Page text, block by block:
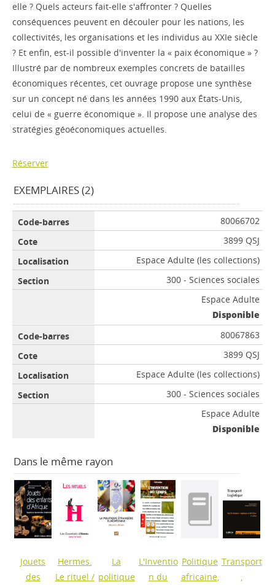
elle ? Quels acteurs fait-elle s'affronter ? Quelles
conséquences peuvent en découler pour les nations, les
collectivités, les organisations et les individus au XXIe siècle
? Et enfin, est-il possible d'inventer la « paix économique » ?
Illustré par de nombreux exemples concrets de batailles
économiques récentes, cet ouvrage propose une synthèse
sur un concept né dans les années 1990 aux États-Unis,
celui de « guerre économique ». Il propose une analyse des
stratégies géoéconomiques actuelles.
Réserver
EXEMPLAIRES (2)
80066702
3899 QSJ
Espace Adulte (les collections)
300 - Sciences sociales
Espace Adulte
Disponible
80067863
3899 QSJ
Espace Adulte (les collections)
300 - Sciences sociales
Espace Adulte
Disponible
Dans le même rayon
Jouets
des
Hermes.
Le rituel /
La
politique
L'Inventio
n du
Politique
africaine,
Transport
,